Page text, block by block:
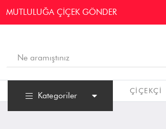
MUTLULUĞA ÇİÇEK GÖNDER
Kategoriler ÇIÇEKÇI